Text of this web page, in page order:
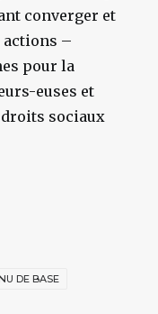
converger et
actions –
pour la
euses et
sociaux
DE BASE